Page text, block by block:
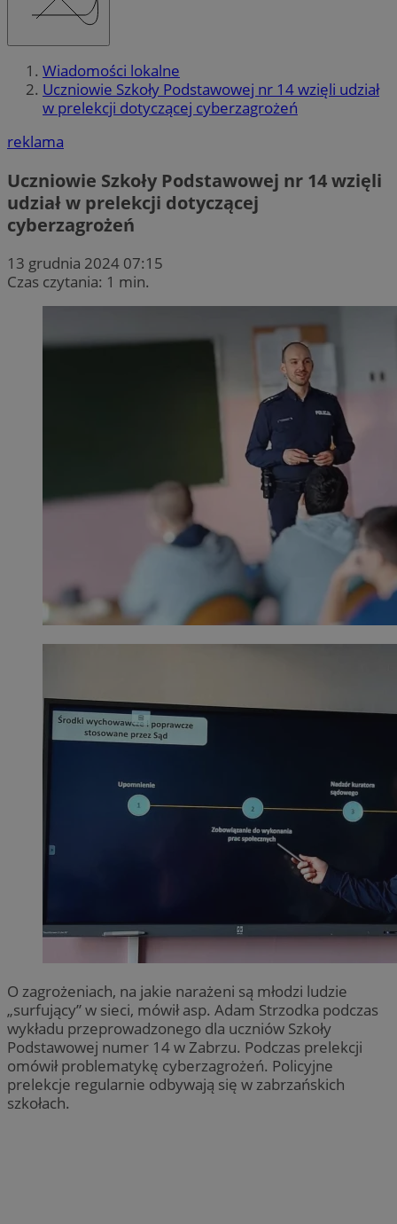
Wiadomości lokalne
Uczniowie Szkoły Podstawowej nr 14 wzięli udział
w prelekcji dotyczącej cyberzagrożeń
reklama
Uczniowie Szkoły Podstawowej nr 14 wzięli
udział w prelekcji dotyczącej
cyberzagrożeń
13 grudnia 2024 07:15
Czas czytania: 1 min.
O zagrożeniach, na jakie narażeni są młodzi ludzie
„surfujący” w sieci, mówił asp. Adam Strzodka podczas
wykładu przeprowadzonego dla uczniów Szkoły
Podstawowej numer 14 w Zabrzu. Podczas prelekcji
omówił problematykę cyberzagrożeń. Policyjne
prelekcje regularnie odbywają się w zabrzańskich
szkołach.